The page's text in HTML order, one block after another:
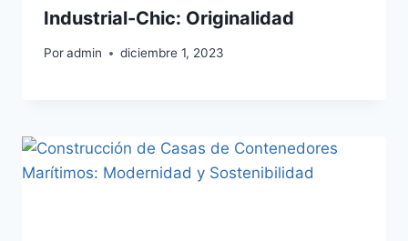
Industrial-Chic: Originalidad
Poradmin diciembre 1, 2023